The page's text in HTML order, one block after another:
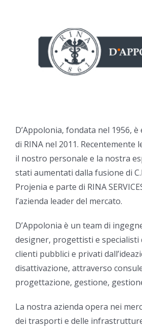
D’Appolonia, fondata nel 1956,
di RINA nel 2011. Recentemente
il nostro personale e la nostra
stati aumentati dalla fusione di
Projenia e parte di RINA
l’azienda leader del mercato.
D’Appolonia è un team di
designer, progettisti e
clienti pubblici e privati
disattivazione, attraverso
progettazione, gestione,
La nostra azienda opera nei
dei trasporti e delle